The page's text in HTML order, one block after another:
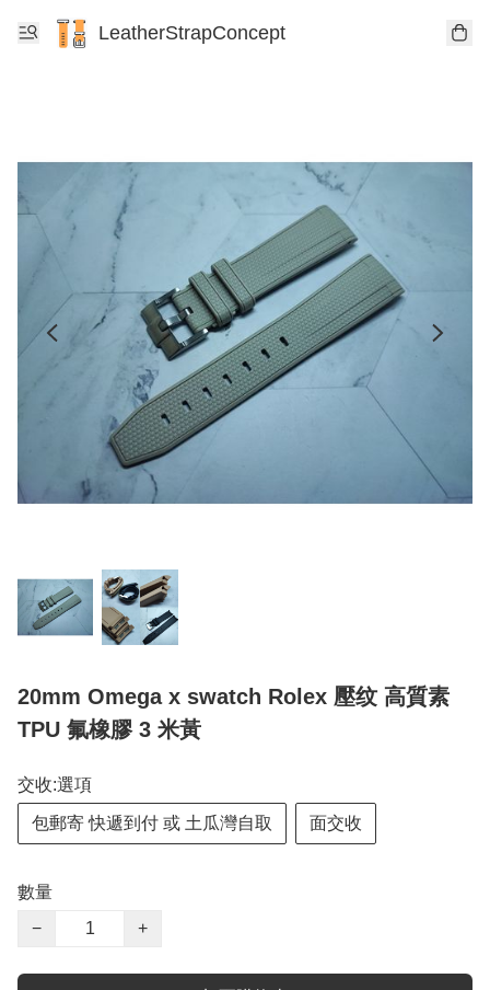
LeatherStrapConcept
20mm Omega x swatch Rolex 壓纹 高質素
TPU 氟橡膠 3 米黃
交收:選項
包郵寄 快遞到付 或 土瓜灣自取 面交收
數量
−
+